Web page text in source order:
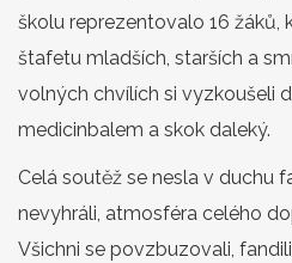
školu reprezentovalo 16 žáků,
štafetu mladších, starších a
volných chvílích si vyzkoušeli
medicinbalem a skok daleký.
Celá soutěž se nesla v duchu
nevyhráli, atmosféra celého
Všichni se povzbuzovali,